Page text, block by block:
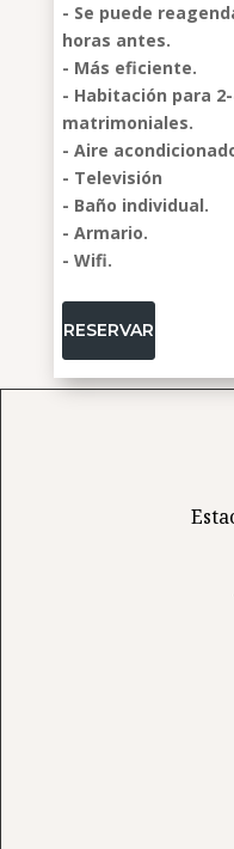
- Se puede
horas antes.
- Más eficiente.
- Habitación para
matrimoniales.
- ⁠Aire
- ⁠Televisión
- ⁠Baño individual.
- ⁠Armario.
- Wifi.
RESERVAR